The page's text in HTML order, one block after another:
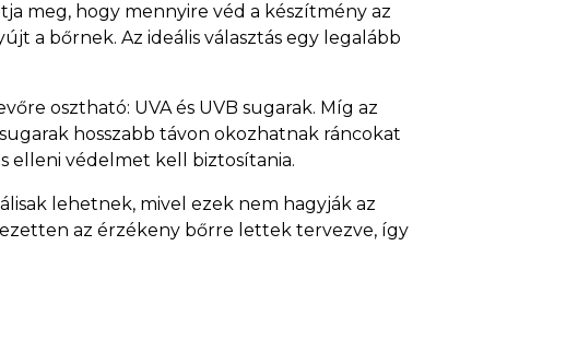
meg, hogy mennyire véd a készítmény az
a bőrnek. Az ideális választás egy legalább
osztható: UVA és UVB sugarak. Míg az
hosszabb távon okozhatnak ráncokat
elleni védelmet kell biztosítania.
lehetnek, mivel ezek nem hagyják az
az érzékeny bőrre lettek tervezve, így